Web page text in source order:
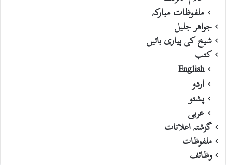
ملفوظات مبارکہ
جواھر جلیل
شیخ کی پیاری باتیں
کتب
English
اردو
پشتو
عربی
گزشتہ اعلانات
ملفوظات
وظائف